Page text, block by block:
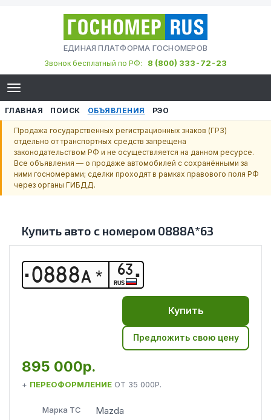
ЕДИНАЯ ПЛАТФОРМА ГОСНОМЕРОВ
Звонок бесплатный по РФ:
8 (800) 333-72-23
ГЛАВНАЯ ПОИСК ОБЪЯВЛЕНИЯ РЭО
Продажа государственных регистрационных знаков (ГРЗ)
отдельно от транспортных средств запрещена
законодательством РФ и не осуществляется на данном ресурсе.
Все объявления — о продаже автомобилей с сохранёнными за
ними госномерами; сделки проходят в рамках правового поля РФ
через органы ГИБДД.
Купить авто с номером 0888А*63
0888А * 63
RUS
Купить
Предложить свою цену
895 000р.
+ ПЕРЕОФОРМЛЕНИЕ ОТ 35 000Р.
Марка ТС Mazda